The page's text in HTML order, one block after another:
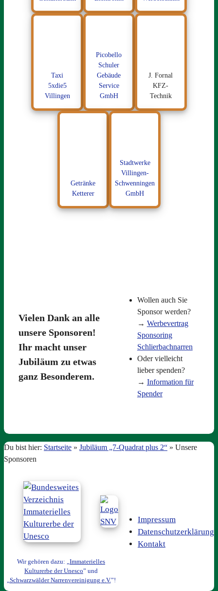
Taxi
5xdie5
Villingen
Picobello
Schuler
Gebäude
Service
GmbH
J. Fornal
KFZ-
Technik
Getränke
Ketterer
Stadtwerke
Villingen-
Schwenningen
GmbH
Vielen Dank an alle
unsere Sponsoren!
Ihr macht unser
Jubiläum zu etwas
ganz Besonderem.
Wollen auch Sie
Sponsor werden?
→ Werbevertrag
Sponsoring
Schlierbachnarren
Oder vielleicht
lieber spenden?
→ Information für
Spender
Du bist hier: Startseite » Jubiläum „7-Quadrat plus 2“ » Unsere
Sponsoren
Wir gehören dazu: „ Immaterielles
Kulturerbe der Unesco” und
Schwarzwälder Narrenvereinigung e.V.”!
Impressum
Datenschutzerklärung
Kontakt